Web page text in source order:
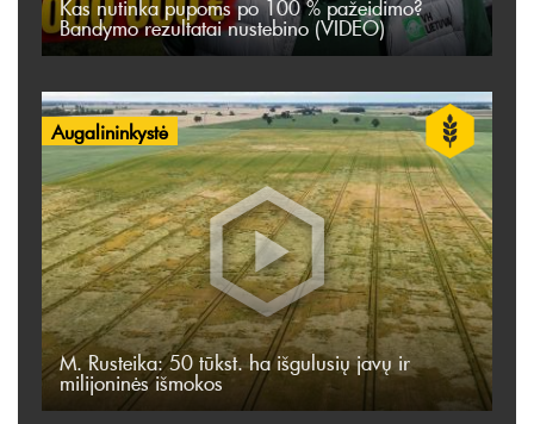
Kas nutinka pupoms po 100 % pažeidimo?
Bandymo rezultatai nustebino (VIDEO)
Augalininkystė
M. Rusteika: 50 tūkst. ha išgulusių javų ir
milijoninės išmokos